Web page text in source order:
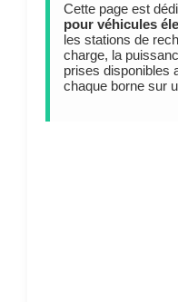
Cette page est
pour véhicules
les stations de
charge, la
prises disponibles
chaque borne sur